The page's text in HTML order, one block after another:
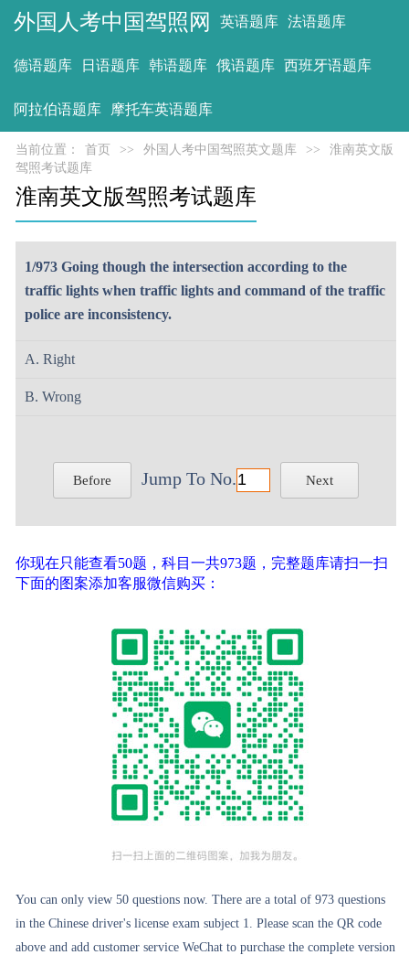
外国人考中国驾照网 英语题库 法语题库
德语题库 日语题库 韩语题库 俄语题库 西班牙语题库
阿拉伯语题库 摩托车英语题库
当前位置： 首页 >> 外国人考中国驾照英文题库 >>
淮南英文版
驾照考试题库
淮南英文版驾照考试题库
1/973 Going though the intersection according to the
traffic lights when traffic lights and command of the traffic
police are inconsistency.
A. Right
B. Wrong
Before Jump To No. Next
你现在只能查看50题，科目一共973题，完整题库请扫一扫
下面的图案添加客服微信购买：
You can only view 50 questions now. There are a total of 973 questions
in the Chinese driver's license exam subject 1. Please scan the QR code
above and add customer service WeChat to purchase the complete version